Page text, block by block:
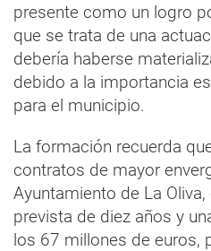
presente como un logro
que se trata de una
debería haberse
debido a la importancia
para el municipio.
La formación recuerda
contratos de mayor
Ayuntamiento de La
prevista de diez años y
los 67 millones de euros,